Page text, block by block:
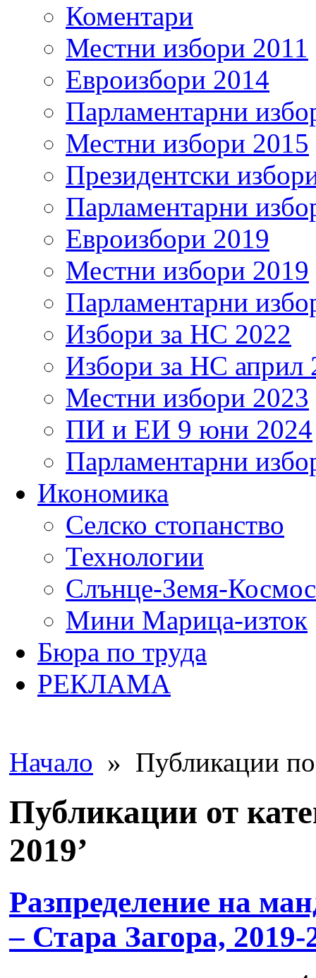
Коментари
Местни избори 2011
Евроизбори 2014
Парламентарни
Местни избори 2015
Президентски
Парламентарни
Евроизбори 2019
Местни избори 2019
Парламентарни
Избори за НС 2022
Избори за НС април
Местни избори 2023
ПИ и ЕИ 9 юни 2024
Парламентарни
Икономика
Селско стопанство
Технологии
Слънце-Земя-Космос
Мини Марица-изток
Бюра по труда
РЕКЛАМА
Начало » Публикации по
Публикации от
2019’
Разпределение на
– Стара Загора, 2019-